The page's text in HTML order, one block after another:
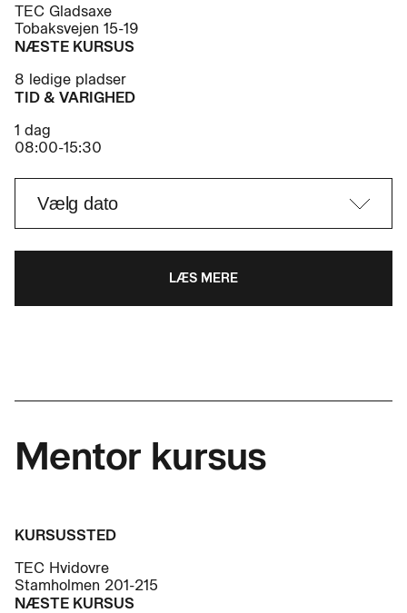
TEC Gladsaxe
Tobaksvejen 15-19
NÆSTE KURSUS
8 ledige pladser
TID & VARIGHED
1 dag
08:00-15:30
LÆS MERE
Mentor kursus
KURSUSSTED
TEC Hvidovre
Stamholmen 201-215
NÆSTE KURSUS